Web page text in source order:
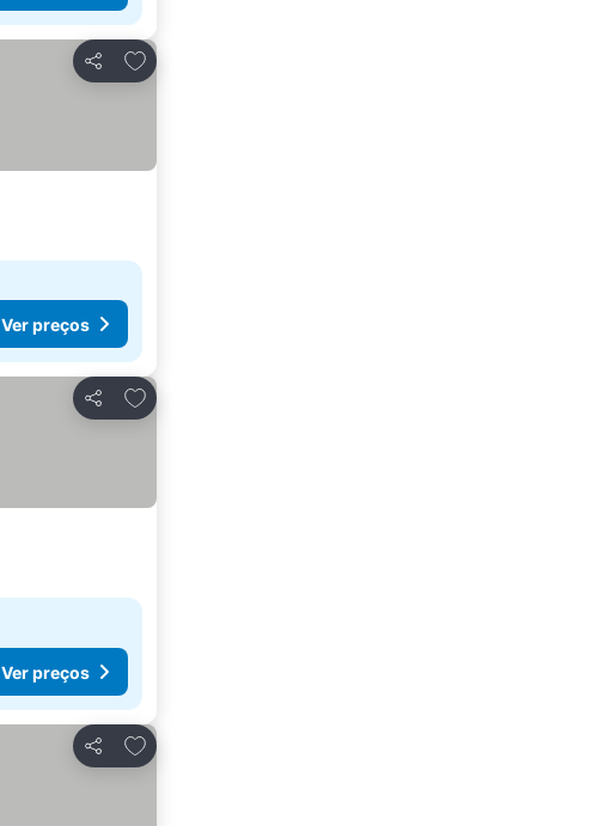
Partilhar
Adicionar aos favoritos
Ver preços
Partilhar
Adicionar aos favoritos
Ver preços
Partilhar
Adicionar aos favoritos